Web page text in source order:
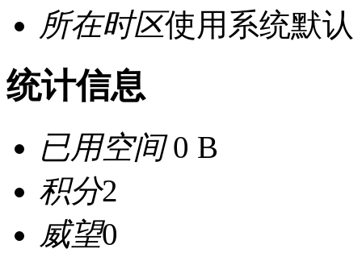
所在时区使用系统默认
统计信息
已用空间0 B
积分2
威望0